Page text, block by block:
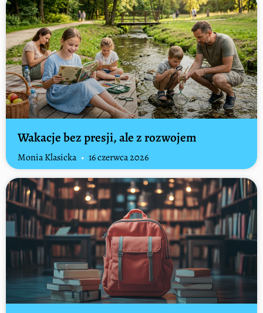
Wakacje bez presji, ale z rozwojem
Monia Klasicka 16 czerwca 2026